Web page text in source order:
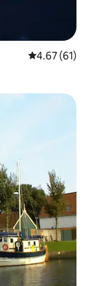
レビュー61
4.67 (61)